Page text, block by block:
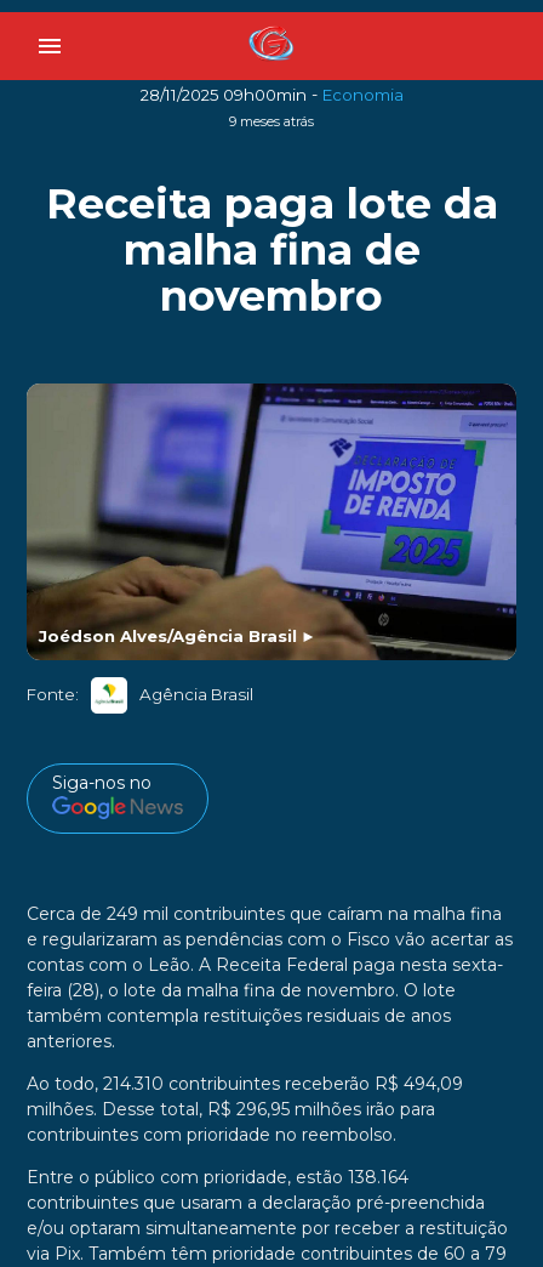
menu
28/11/2025 09h00min - Economia
9 meses atrás
Receita paga lote da
malha fina de
novembro
Joédson Alves/Agência Brasil ►
Fonte: Agência Brasil
Siga-nos no
Cerca de 249 mil contribuintes que caíram na malha fina
e regularizaram as pendências com o Fisco vão acertar as
contas com o Leão. A Receita Federal paga nesta sexta-
feira (28), o lote da malha fina de novembro. O lote
também contempla restituições residuais de anos
anteriores.
Ao todo, 214.310 contribuintes receberão R$ 494,09
milhões. Desse total, R$ 296,95 milhões irão para
contribuintes com prioridade no reembolso.
Entre o público com prioridade, estão 138.164
contribuintes que usaram a declaração pré-preenchida
e/ou optaram simultaneamente por receber a restituição
via Pix. Também têm prioridade contribuintes de 60 a 79